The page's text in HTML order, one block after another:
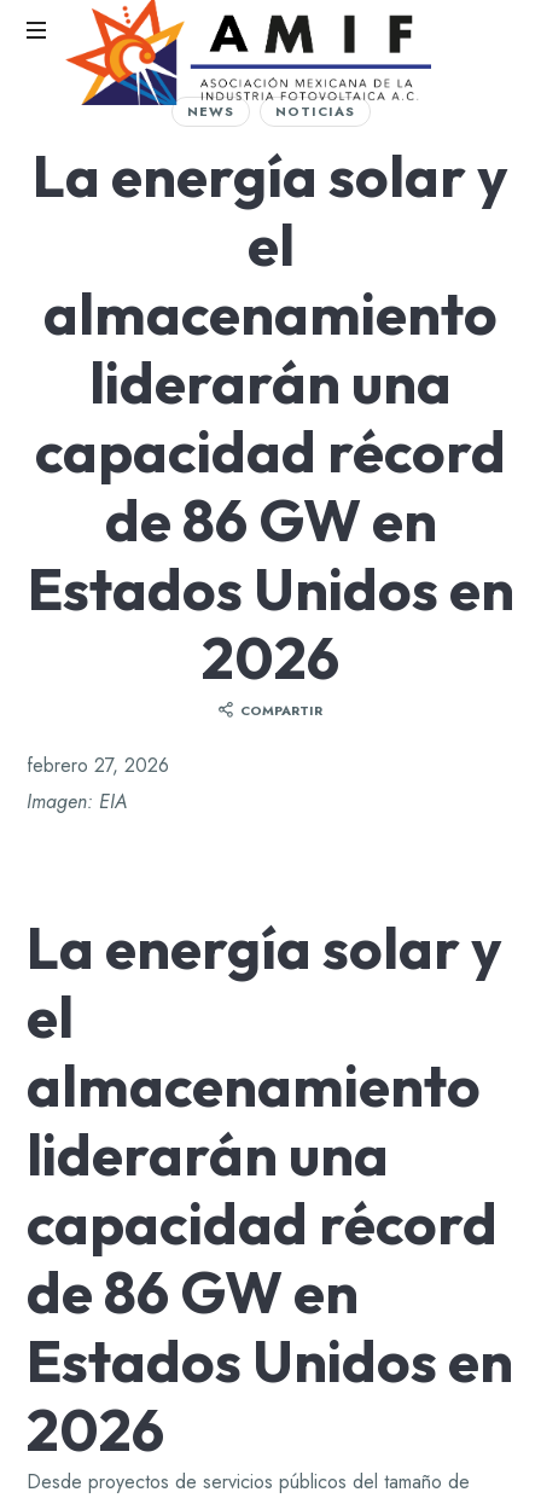
AMIF
de
NEWS NOTICIAS
La energía solar y
el
almacenamiento
liderarán una
capacidad récord
de 86 GW en
Estados Unidos en
2026
COMPARTIR
febrero 27, 2026
Imagen: EIA
La energía solar y
el
almacenamiento
liderarán una
capacidad récord
de 86 GW en
Estados Unidos en
2026
Desde proyectos de servicios públicos del tamaño de